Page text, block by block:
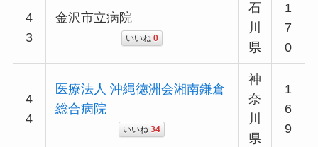
4
3
金沢市立病院
いいね 0
石
川
県
1
7
0
4
4
医療法人 沖縄徳洲会湘南鎌倉
総合病院
いいね34
神
奈
川
県
1
6
9